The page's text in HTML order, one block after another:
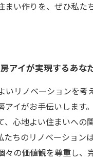
まい作りを、ぜひ私た
アイが実現するあな
いリノベーションを考
イがお手伝いします
、心地よい住まいへの
たちのリノベーション
々の価値観を尊重し、